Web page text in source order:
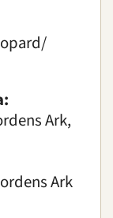
Ark,
Ark